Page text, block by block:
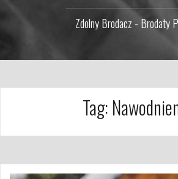
Zdolny Brodacz - Brodaty
Tag: